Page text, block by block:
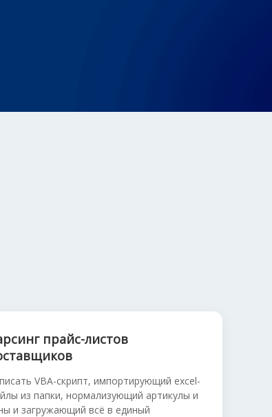
прайс-листов
VBA-скрипт, импортирующий excel-
из папки, нормализующий артикулы и
и загружающий всё в единый